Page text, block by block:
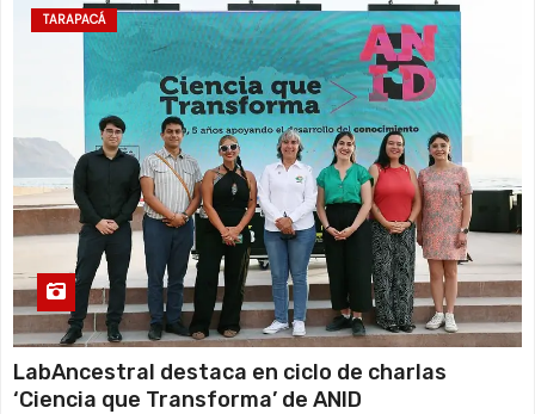
TARAPACÁ
LabAncestral destaca en ciclo de charlas
‘Ciencia que Transforma’ de ANID